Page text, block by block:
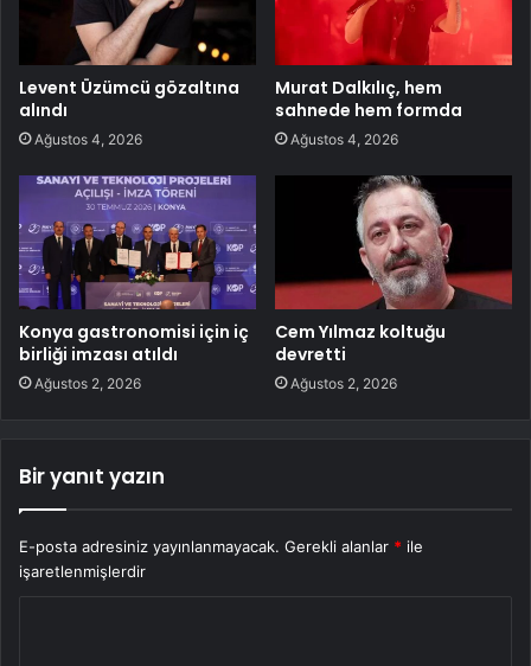
Levent Üzümcü gözaltına
alındı
Ağustos 4, 2026
Murat Dalkılıç, hem
sahnede hem formda
Ağustos 4, 2026
Konya gastronomisi için iç
birliği imzası atıldı
Ağustos 2, 2026
Cem Yılmaz koltuğu
devretti
Ağustos 2, 2026
Bir yanıt yazın
E-posta adresiniz yayınlanmayacak. Gerekli alanlar * ile
işaretlenmişlerdir